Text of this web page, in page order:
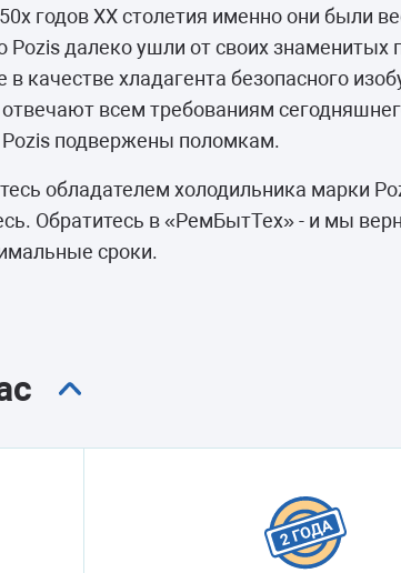
камеры
машины
годов XX столетия именно они были
далеко ушли от своих знаменитых
в качестве хладагента безопасного
всем требованиям
Pozis подвержены поломкам.
обладателем холодильника марки
Обратитесь в «РемБытТех» - и мы
сроки.